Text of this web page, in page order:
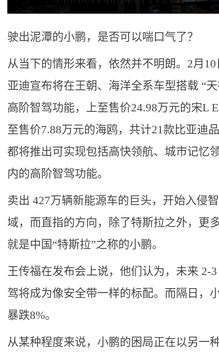
驶出泥潭的小鹏，是否可以喘口气了？
从当下的情形来看，依然并不明朗。2月
亚迪宣布将在王朝、海洋全系车型搭载 “
高阶智驾功能，上至售价24.98万元的宋L
至售价7.88万元的海鸥，共计21款比亚迪
都将推出可实现包括高快领航、城市记忆
内的高阶智驾功能。
卖出 427万辆新能源车的巨头，开始入侵
域，而直指的方向，除了特斯拉之外，更
就是中国“特斯拉”之称的小鹏。
王传福在发布会上说，他们认为，未来 2-
驾将成为像安全带一样的标配。而隔日，
暴跌8%。
从某种程度来说，小鹏的困局正在以另一